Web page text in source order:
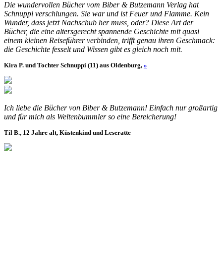
Die wundervollen Bücher vom Biber & Butzemann Verlag hat
Schnuppi verschlungen. Sie war und ist Feuer und Flamme. Kein
Wunder, dass jetzt Nachschub her muss, oder? Diese Art der
Bücher, die eine altersgerecht spannende Geschichte mit quasi
einem kleinen Reiseführer verbinden, trifft genau ihren Geschmack:
die Geschichte fesselt und Wissen gibt es gleich noch mit.
Kira P. und Tochter Schnuppi (11) aus Oldenburg, »
Ich liebe die Bücher von Biber & Butzemann! Einfach nur großartig
und für mich als Weltenbummler so eine Bereicherung!
Til B., 12 Jahre alt, Küstenkind und Leseratte